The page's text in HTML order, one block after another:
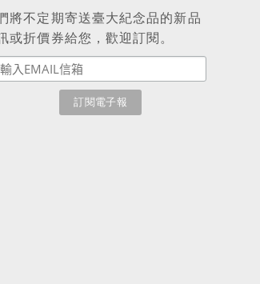
將不定期寄送臺大紀念品的新品
或折價券給您，歡迎訂閱。